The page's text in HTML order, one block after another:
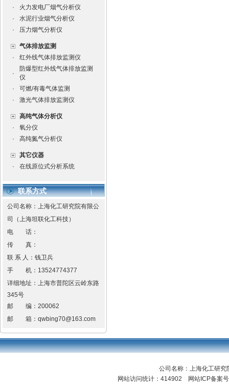
·
火力发电厂烟气分析仪
·
水泥行业烟气分析仪
·
压力烟气分析仪
气体排放监测
·
红外线气体排放监测仪
·
防爆型红外线气体排放监测
仪
·
可燃/有毒气体监测
·
激光气体排放监测仪
高纯气体分析仪
·
氧分仪
·
高纯氮气分析仪
其它仪器
·
在线原位式分析系统
联系方式
公司名称：上海化工研究院有限公
司（上海坦联化工科技）
电 话：
传 真：
联 系 人：钱卫兵
手 机： 13524774377
详细地址： 上海市普陀区云岭东路
345号
邮 编： 200062
邮 箱： qwbing70@163.com
公司名称：上海化工研
网站访问统计：414902 网站ICP备案